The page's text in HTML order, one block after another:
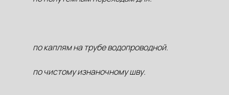
по каплям на трубе водопроводной.
по чистому изнаночному шву.